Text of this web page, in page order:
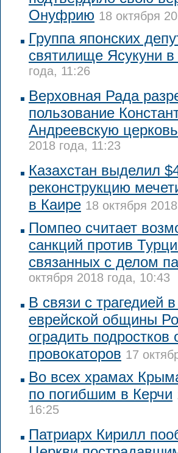
Онуфрию 18 октября
Группа японских
святилище Ясукуни в
года, 11:26
Верховная Рада
пользование
Андреевскую
2018 года, 11:23
Казахстан выделил
реконструкцию
в Каире 18 октября
Помпео считает
санкций против
связанных с делом
октября 2018 года, 10:43
В связи с трагедией
еврейской общины
оградить подростков
провокаторов 17
Во всех храмах
по погибшим в Керчи
16:25
Патриарх Кирилл